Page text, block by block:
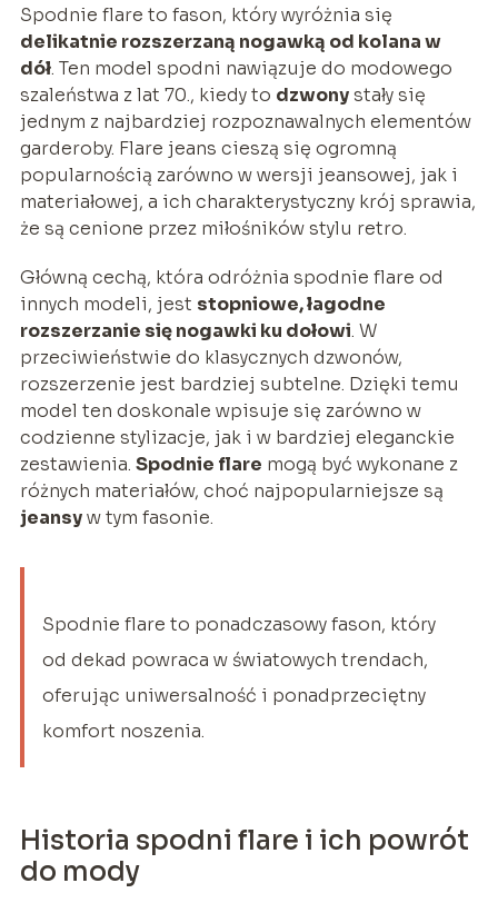
Spodnie flare to fason, który wyróżnia się
delikatnie rozszerzaną nogawką od kolana w
dół. Ten model spodni nawiązuje do modowego
szaleństwa z lat 70., kiedy to dzwonystały się
jednym z najbardziej rozpoznawalnych elementów
garderoby. Flare jeans cieszą się ogromną
popularnością zarówno w wersji jeansowej, jak i
materiałowej, a ich charakterystyczny krój sprawia,
że są cenione przez miłośników stylu retro.
Główną cechą, która odróżnia spodnie flare od
innych modeli, jest stopniowe, łagodne
rozszerzanie się nogawki ku dołowi. W
przeciwieństwie do klasycznych dzwonów,
rozszerzenie jest bardziej subtelne. Dzięki temu
model ten doskonale wpisuje się zarówno w
codzienne stylizacje, jak i w bardziej eleganckie
zestawienia. Spodnie flare mogą być wykonane z
różnych materiałów, choć najpopularniejsze są
jeansyw tym fasonie.
Spodnie flare to ponadczasowy fason, który
od dekad powraca w światowych trendach,
oferując uniwersalność i ponadprzeciętny
komfort noszenia.
Historia spodni flare i ich powrót
do mody